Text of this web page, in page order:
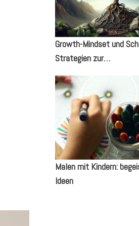
Growth-Mindset und
Strategien zur…
Malen mit Kindern:
Ideen